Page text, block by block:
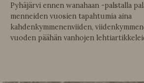
Pyhäjärvi ennen wanahaan -palstalla
menneiden vuosien tapahtumia aina
kahdenkymmenenviiden,
vuoden päähän vanhojen